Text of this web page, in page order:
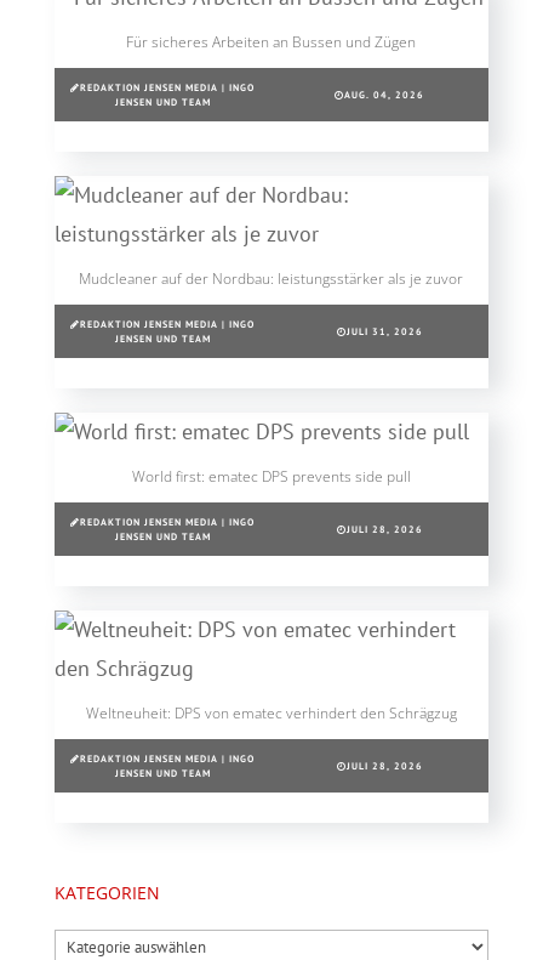
Für sicheres Arbeiten an Bussen und Zügen
REDAKTION JENSEN MEDIA | INGO
JENSEN UND TEAM
AUG. 04, 2026
Mudcleaner auf der Nordbau: leistungsstärker als je zuvor
REDAKTION JENSEN MEDIA | INGO
JENSEN UND TEAM
JULI 31, 2026
World first: ematec DPS prevents side pull
REDAKTION JENSEN MEDIA | INGO
JENSEN UND TEAM
JULI 28, 2026
Weltneuheit: DPS von ematec verhindert den Schrägzug
REDAKTION JENSEN MEDIA | INGO
JENSEN UND TEAM
JULI 28, 2026
KATEGORIEN
Kategorien